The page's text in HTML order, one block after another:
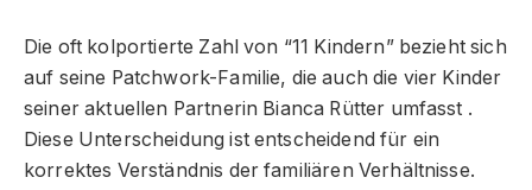
Die oft kolportierte Zahl von “11 Kindern” bezieht sich
auf seine Patchwork-Familie, die auch die vier Kinder
seiner aktuellen Partnerin Bianca Rütter umfasst .
Diese Unterscheidung ist entscheidend für ein
korrektes Verständnis der familiären Verhältnisse.